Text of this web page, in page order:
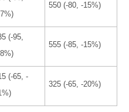
550 (-80, -15%)
(-95,
555 (-85, -15%)
(-65, -
325 (-65, -20%)